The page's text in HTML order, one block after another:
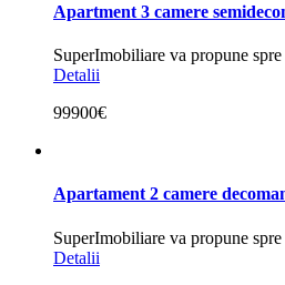
Apartment 3 camere
SuperImobiliare va propune
Detalii
99900€
Apartament 2 camere
SuperImobiliare va propune
Detalii